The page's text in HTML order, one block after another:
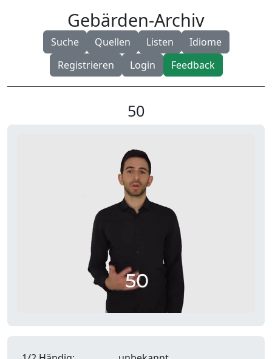
Gebärden-Archiv
Suche Quellen Listen
Idiome
Registrieren
Login Feedback
50